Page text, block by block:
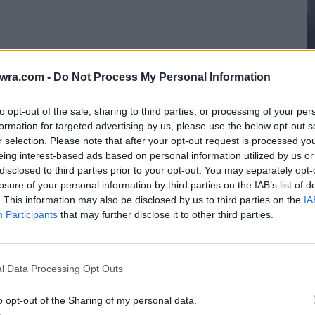
- Do Not Process My Personal Information
opt-out of the sale, sharing to third parties, or processing of your
for targeted advertising by us, please use the below opt-out
selection. Please note that after your opt-out request is processed
interest-based ads based on personal information utilized by us
to third parties prior to your opt-out. You may separately
of your personal information by third parties on the IAB’s list of
This information may also be disclosed by us to third parties on the
Participants that may further disclose it to other third parties.
Data Processing Opt Outs
opt-out of the Sharing of my personal data.
Ευρωπαίοι ούτε το ΔΝΤ θα χρειαστεί να
τους για τη μεσομακροπρόθεσμη ανάπτυξη
επενδύσεις θα «γεφυρώσουν στην πράξη» τις
θα δημιουργήσουν θέσεις εργασίας.
σημείωσε ο πρωθυπουργός.